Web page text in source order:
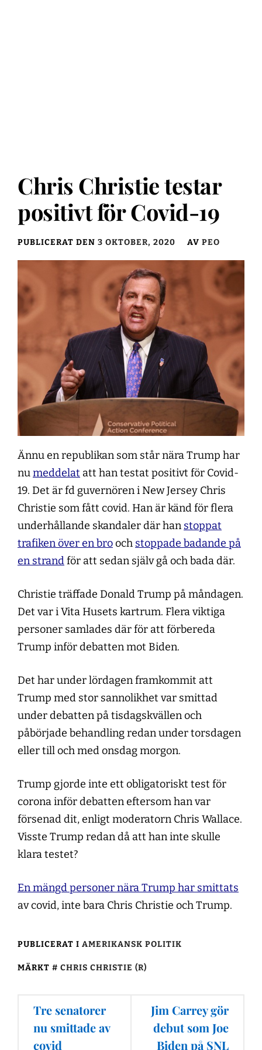
Chris Christie testar
positivt för Covid-19
PUBLICERAT DEN 3 OKTOBER, 2020 AV PEO
Ännu en republikan som står nära Trump har
numeddelat att han testat positivt för Covid-
19. Det är fd guvernören i New Jersey Chris
Christie som fått covid. Han är känd för flera
underhållande skandaler där han stoppat
trafiken över en brooch stoppade badande på
en strandför att sedan själv gå och bada där.
Christie träffade Donald Trump på måndagen.
Det var i Vita Husets kartrum. Flera viktiga
personer samlades där för att förbereda
Trump inför debatten mot Biden.
Det har under lördagen framkommit att
Trump med stor sannolikhet var smittad
under debatten på tisdagskvällen och
påbörjade behandling redan under torsdagen
eller till och med onsdag morgon.
Trump gjorde inte ett obligatoriskt test för
corona inför debatten eftersom han var
försenad dit, enligt moderatorn Chris Wallace.
Visste Trump redan då att han inte skulle
klara testet?
En mängd personer nära Trump har smittats
av covid, inte bara Chris Christie och Trump.
PUBLICERAT I AMERIKANSK POLITIK
MÄRKT CHRIS CHRISTIE (R)
Inläggsnavigering
Tre senatorer
nu smittade av
covid
Jim Carrey gör
debut som Joe
Biden på SNL